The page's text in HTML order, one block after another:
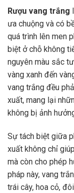
Rượu vang trắng
ưa chuộng và có
quá trình lên men
biệt ở chỗ không
nguyên màu sắc
vàng xanh đến
vang trắng đều
xuất, mang lại
không bị ảnh
Sự tách biệt giữa
xuất không chỉ
mà còn cho phép
pháp này, vang
trái cây, hoa cỏ,